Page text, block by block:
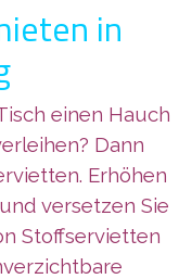
in
einen Hauch
Dann
Erhöhen
versetzen Sie
Stoffservietten